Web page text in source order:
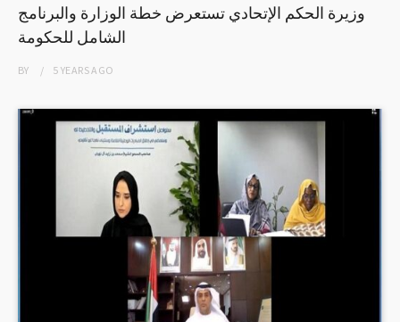
وزيرة الحكم الإتحادي تستعرض خطة الوزارة والبرنامج
الشامل للحكومة
BY 5 YEARSAGO